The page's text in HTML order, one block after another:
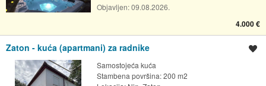
Objavljen:09.08.2026.
4.000 €
Zaton - kuća (apartmani) za radnike
Samostojeća kuća
Stambena površina: 200 m2